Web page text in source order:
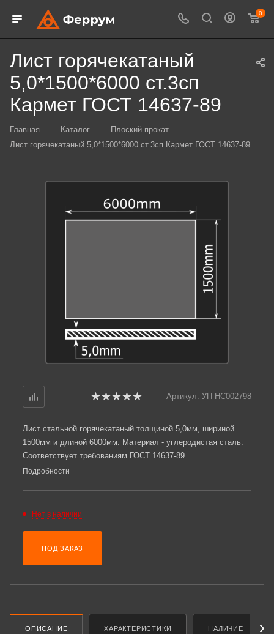
0
Лист горячекатаный
5,0*1500*6000 ст.3сп
Кармет ГОСТ 14637-89
Главная — Каталог — Плоский прокат —
Лист горячекатаный 5,0*1500*6000 ст.3сп Кармет ГОСТ 14637-89
Артикул: УП-НС002798
Лист стальной горячекатаный толщиной 5,0мм, шириной
1500мм и длиной 6000мм. Материал - углеродистая сталь.
Соответствует требованиям ГОСТ 14637-89.
Подробности
Нет в наличии
ПОД ЗАКАЗ
ОПИСАНИЕ ХАРАКТЕРИСТИКИ НАЛИЧИЕ